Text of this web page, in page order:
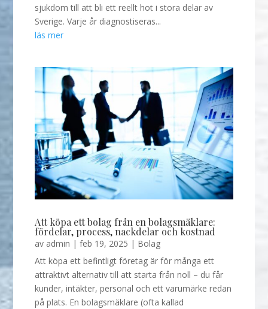
sjukdom till att bli ett reellt hot i stora delar av
Sverige. Varje år diagnostiseras...
läs mer
Att köpa ett bolag från en bolagsmäklare:
fördelar, process, nackdelar och kostnad
av admin |feb 19, 2025 | Bolag
Att köpa ett befintligt företag är för många ett
attraktivt alternativ till att starta från noll – du får
kunder, intäkter, personal och ett varumärke redan
på plats. En bolagsmäklare (ofta kallad